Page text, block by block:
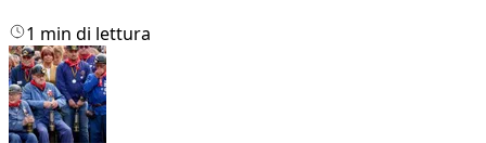
1 min di lettura